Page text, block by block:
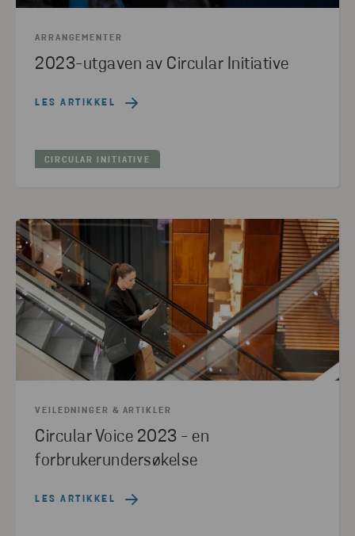
ARRANGEMENTER
2023-utgaven av Circular Initiative
LES ARTIKKEL
CIRCULAR INITIATIVE
VEILEDNINGER & ARTIKLER
Circular Voice 2023 - en
forbrukerundersøkelse
LES ARTIKKEL